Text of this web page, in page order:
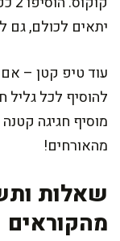
יתאים לכולם, גם
עוד טיפ קטן –
להוסיף לכל גליל
מוסיף חגיגה
מהאורחים!
שאלות
מהקוראים